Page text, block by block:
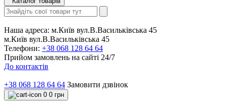
Наша адреса: м.Київ вул.В.Васильківська 45
м.Київ вул.В.Васильківська 45
Телефони: +38 068 128 64 64
Прийом замовлень на сайті 24/7
До контактів
+38 068 128 64 64 Замовити дзвінок
0 0 грн